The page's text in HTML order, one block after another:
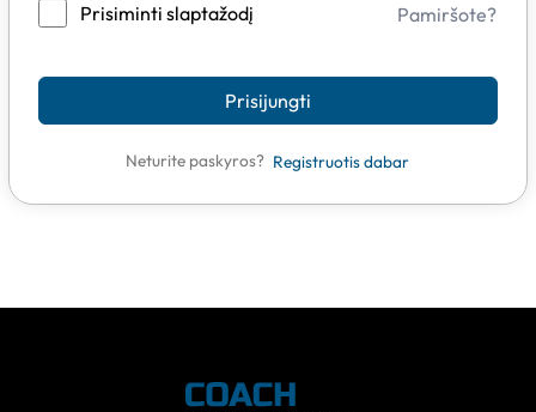
Prisiminti slaptažodį Pamiršote?
Prisijungti
Neturite paskyros? Registruotis dabar